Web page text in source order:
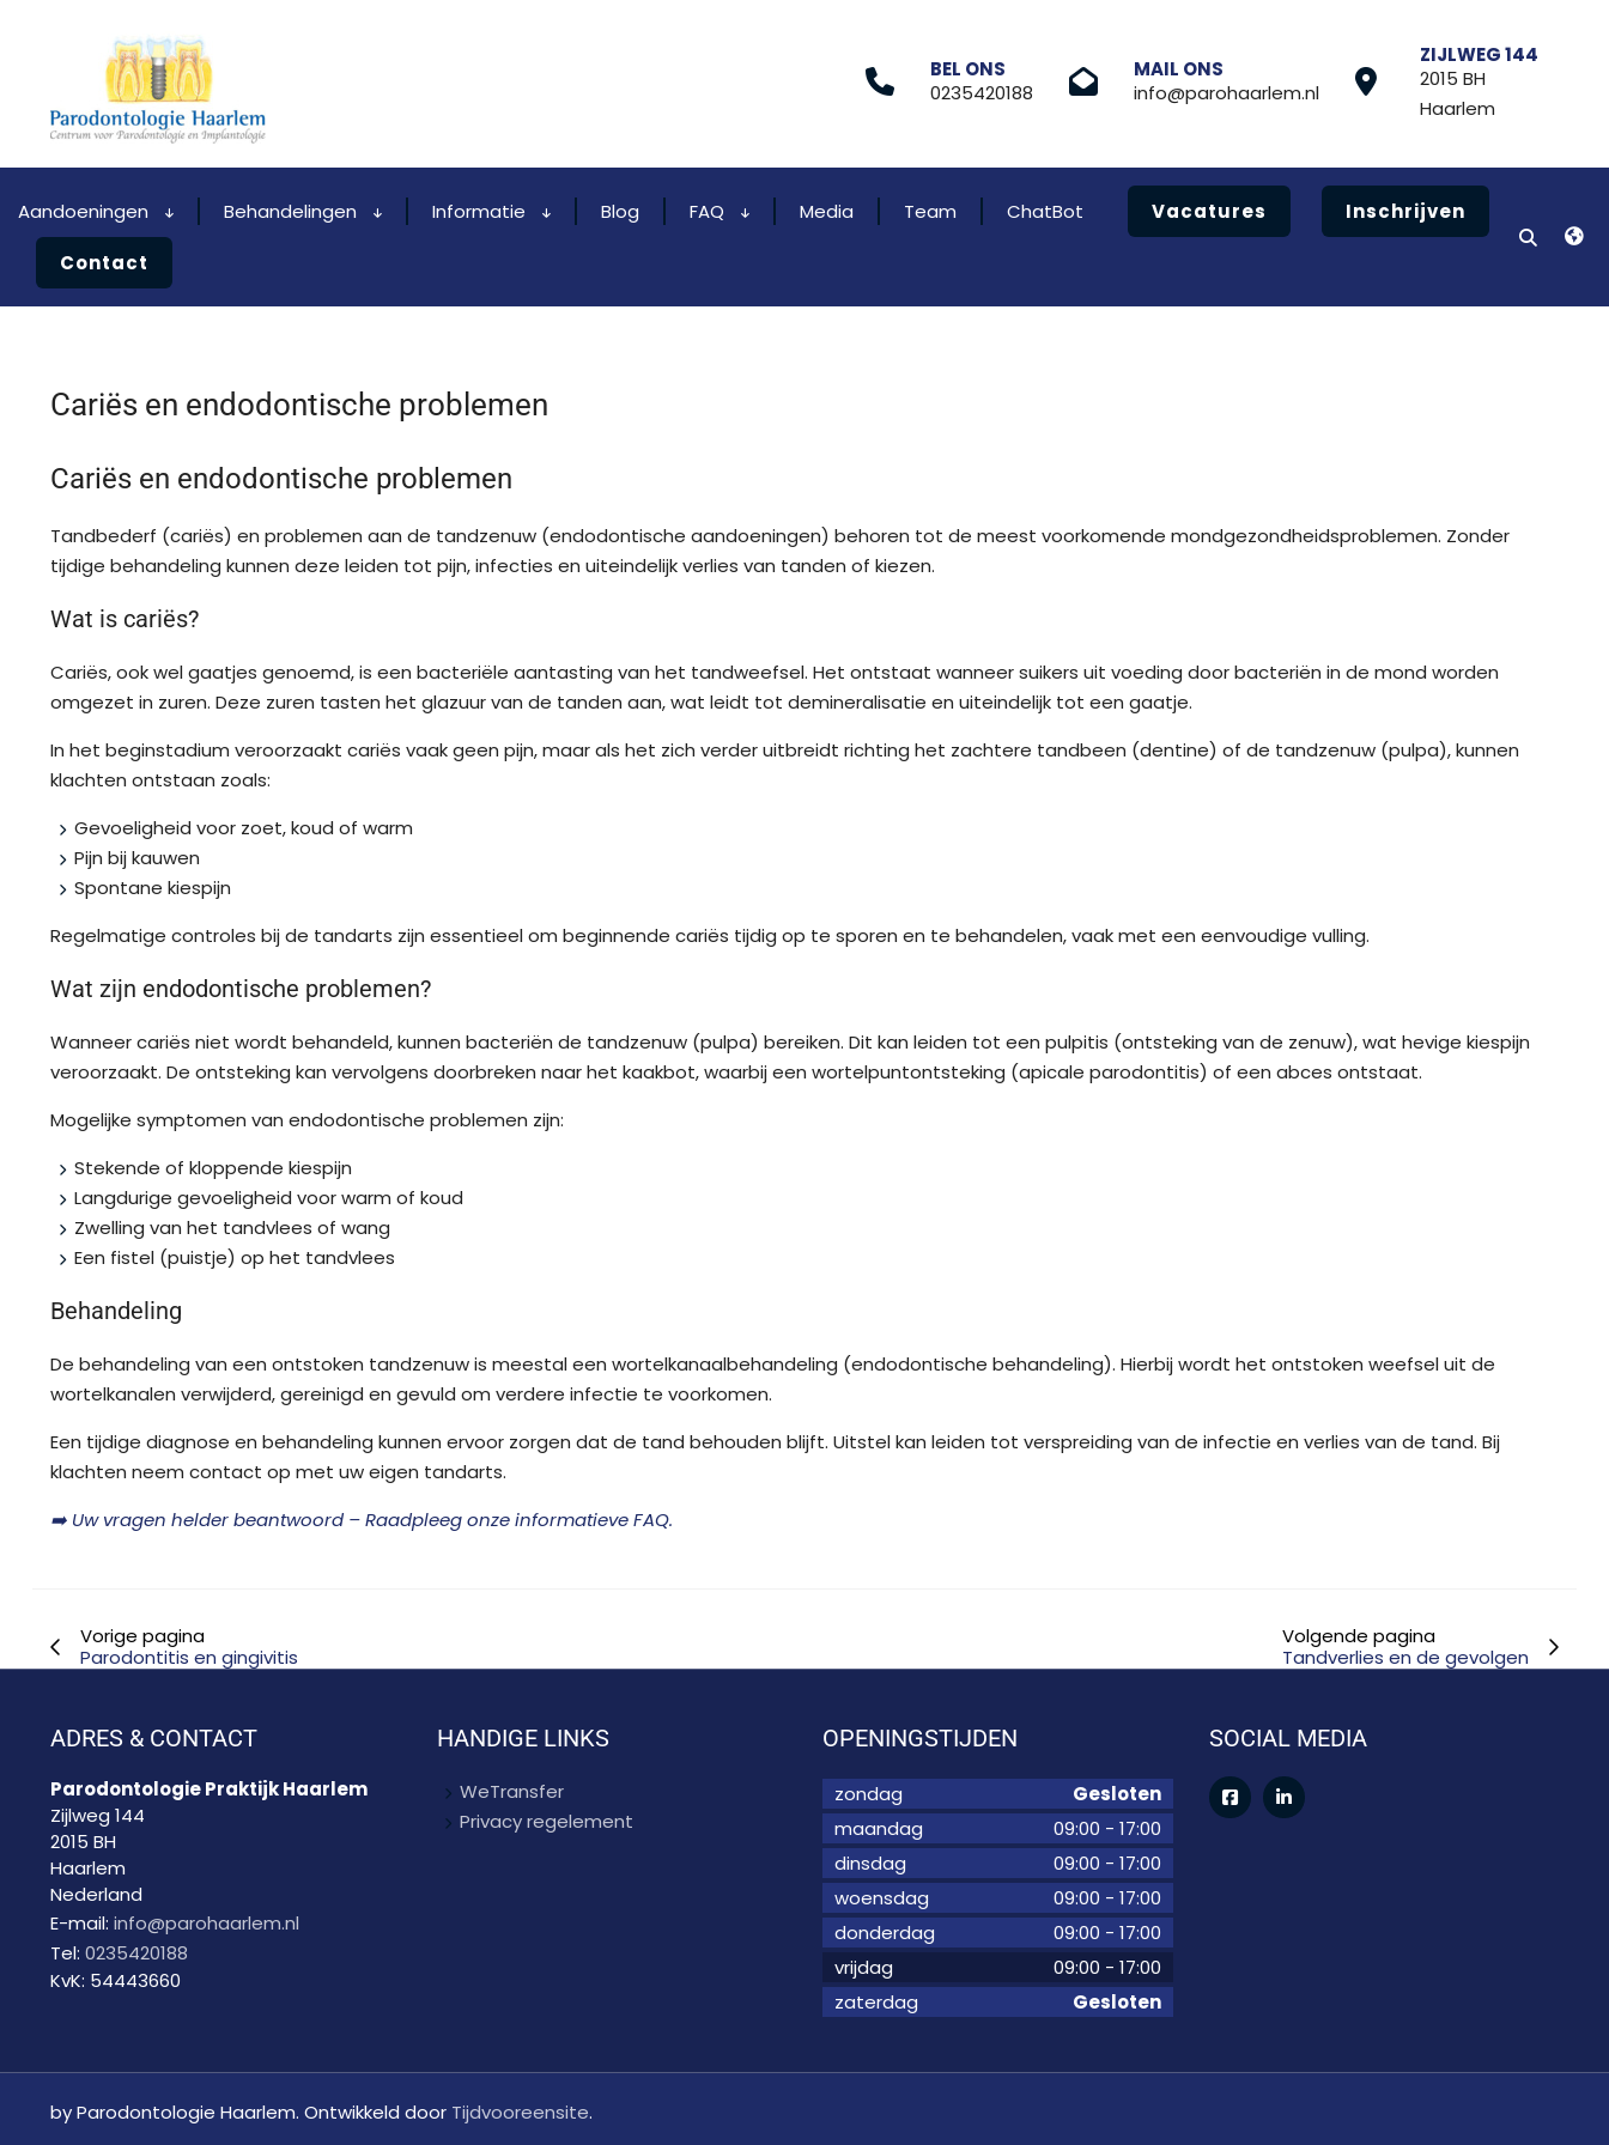
BEL ONS
0235420188
MAIL ONS
info@parohaarlem.nl
ZIJLWEG 144
2015 BH
Haarlem
Aandoeningen Behandelingen Informatie Blog FAQ Media Team ChatBot Vacatures Inschrijven
Contact
Cariës en endodontische problemen
Cariës en endodontische problemen
Tandbederf (cariës) en problemen aan de tandzenuw (endodontische aandoeningen) behoren tot de meest voorkomende mondgezondheidsproblemen. Zonder
tijdige behandeling kunnen deze leiden tot pijn, infecties en uiteindelijk verlies van tanden of kiezen.
Wat is cariës?
Cariës, ook wel gaatjes genoemd, is een bacteriële aantasting van het tandweefsel. Het ontstaat wanneer suikers uit voeding door bacteriën in de mond worden
omgezet in zuren. Deze zuren tasten het glazuur van de tanden aan, wat leidt tot demineralisatie en uiteindelijk tot een gaatje.
In het beginstadium veroorzaakt cariës vaak geen pijn, maar als het zich verder uitbreidt richting het zachtere tandbeen (dentine) of de tandzenuw (pulpa), kunnen
klachten ontstaan zoals:
Gevoeligheid voor zoet, koud of warm
Pijn bij kauwen
Spontane kiespijn
Regelmatige controles bij de tandarts zijn essentieel om beginnende cariës tijdig op te sporen en te behandelen, vaak met een eenvoudige vulling.
Wat zijn endodontische problemen?
Wanneer cariës niet wordt behandeld, kunnen bacteriën de tandzenuw (pulpa) bereiken. Dit kan leiden tot een pulpitis (ontsteking van de zenuw), wat hevige kiespijn
veroorzaakt. De ontsteking kan vervolgens doorbreken naar het kaakbot, waarbij een wortelpuntontsteking (apicale parodontitis) of een abces ontstaat.
Mogelijke symptomen van endodontische problemen zijn:
Stekende of kloppende kiespijn
Langdurige gevoeligheid voor warm of koud
Zwelling van het tandvlees of wang
Een fistel (puistje) op het tandvlees
Behandeling
De behandeling van een ontstoken tandzenuw is meestal een wortelkanaalbehandeling (endodontische behandeling). Hierbij wordt het ontstoken weefsel uit de
wortelkanalen verwijderd, gereinigd en gevuld om verdere infectie te voorkomen.
Een tijdige diagnose en behandeling kunnen ervoor zorgen dat de tand behouden blijft. Uitstel kan leiden tot verspreiding van de infectie en verlies van de tand. Bij
klachten neem contact op met uw eigen tandarts.
➡️ Uw vragen helder beantwoord – Raadpleeg onze informatieve FAQ.
Vorige pagina
Parodontitis en gingivitis
Volgende pagina
Tandverlies en de gevolgen
ADRES & CONTACT
Parodontologie Praktijk Haarlem
Zijlweg 144
2015 BH
Haarlem
Nederland
E-mail: info@parohaarlem.nl
Tel: 0235420188
KvK: 54443660
HANDIGE LINKS
WeTransfer
Privacy regelement
OPENINGSTIJDEN
zondag
Gesloten
maandag
09:00 - 17:00
dinsdag
09:00 - 17:00
woensdag
09:00 - 17:00
donderdag
09:00 - 17:00
vrijdag
09:00 - 17:00
zaterdag
Gesloten
SOCIAL MEDIA
by Parodontologie Haarlem. Ontwikkeld door Tijdvooreensite.